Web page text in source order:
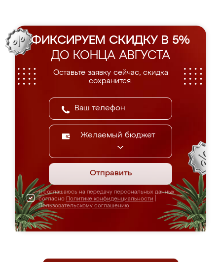
ФИКСИРУЕМ СКИДКУ В 5%
ДО КОНЦА АВГУСТА
Оставьте заявку сейчас, скидка
сохранится.
Желаемый бюджет
Отправить
Я соглашаюсь на передачу персональных данных
согласно Политике конфиденциальности
Пользовательскому соглашению